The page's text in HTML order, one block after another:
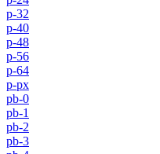
p-32
p-40
p-48
p-56
p-64
p-px
pb-0
pb-1
pb-2
pb-3